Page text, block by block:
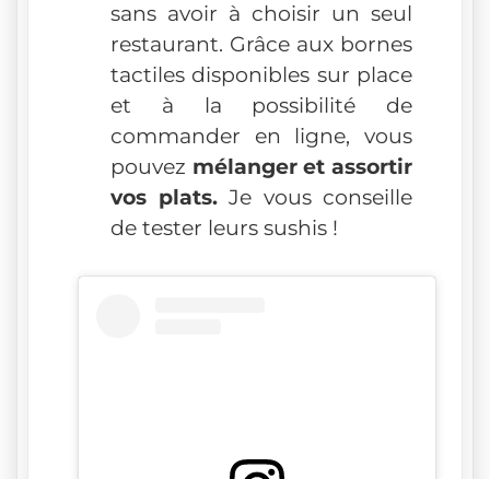
sans avoir à choisir un seul
restaurant. Grâce aux bornes
tactiles disponibles sur place
et à la possibilité de
commander en ligne, vous
pouvez mélanger et assortir
vos plats.Je vous conseille
de tester leurs sushis !